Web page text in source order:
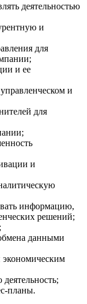
деятельностью
и
для
и ее
и
для
и
информацию,
решений;
данными
экономическим
планы.